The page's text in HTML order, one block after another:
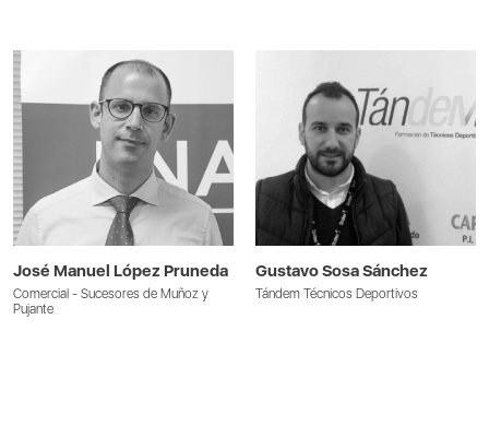
José Manuel López Pruneda
Comercial - Sucesores de Muñoz y
Pujante
Gustavo Sosa Sánchez
Tándem Técnicos Deportivos